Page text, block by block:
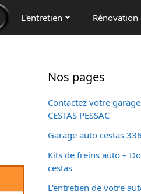
L'entretien Rénovation
Nos pages
Contactez votre
CESTAS PESSAC
Garage auto cestas
Kits de freins auto –
cestas
L'entretien de votre